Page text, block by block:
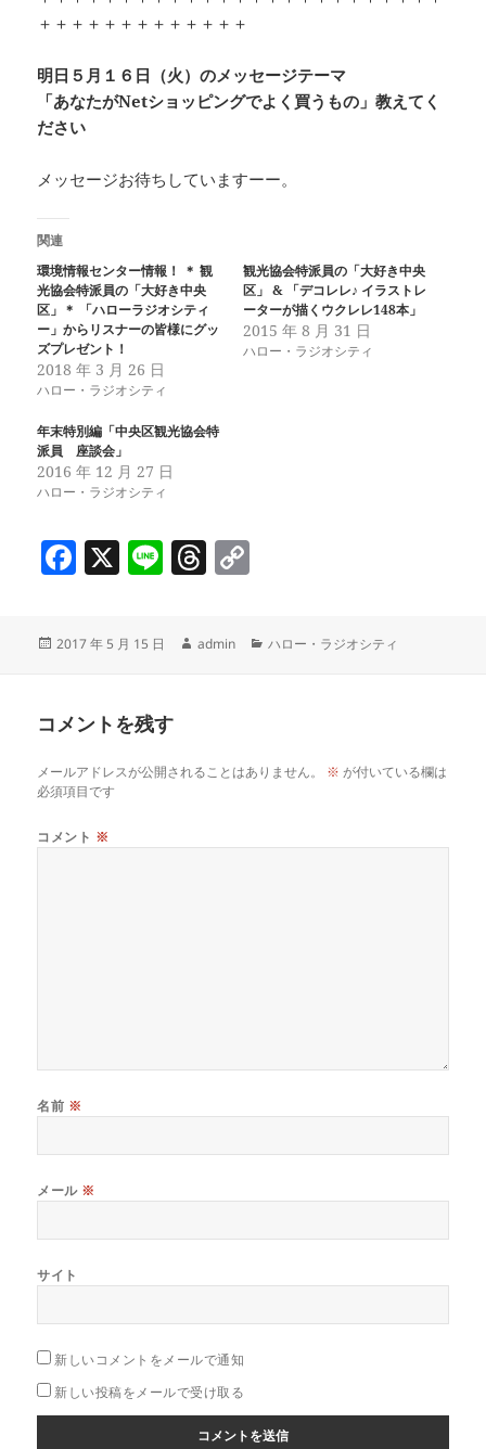
＋＋＋＋＋＋＋＋＋＋＋＋＋
明日５月１６日（火）のメッセージテーマ
「あなたがNetショッピングでよく買うもの」教えてく
ださい
メッセージお待ちしていますーー。
関連
環境情報センター情報！ ＊ 観
光協会特派員の「大好き中央
区」＊ 「ハローラジオシティ
ー」からリスナーの皆様にグッ
ズプレゼント！
2018 年 3 月 26 日
ハロー・ラジオシティ
観光協会特派員の「大好き中央
区」 & 「デコレレ♪ イラストレ
ーターが描くウクレレ148本」
2015 年 8 月 31 日
ハロー・ラジオシティ
年末特別編「中央区観光協会特
派員 座談会」
2016 年 12 月 27 日
ハロー・ラジオシティ
F
c
e
o
o
k
X Li T
re
a
p
y
k
投
2017 年 5 月 15 日
作
admin
カ
ハロー・ラジオシティ
コメントを残す
メールアドレスが公開されることはありません。 ※ が付いている欄は
必須項目です
コメント ※
名前 ※
メール ※
サイト
新しいコメントをメールで通知
新しい投稿をメールで受け取る